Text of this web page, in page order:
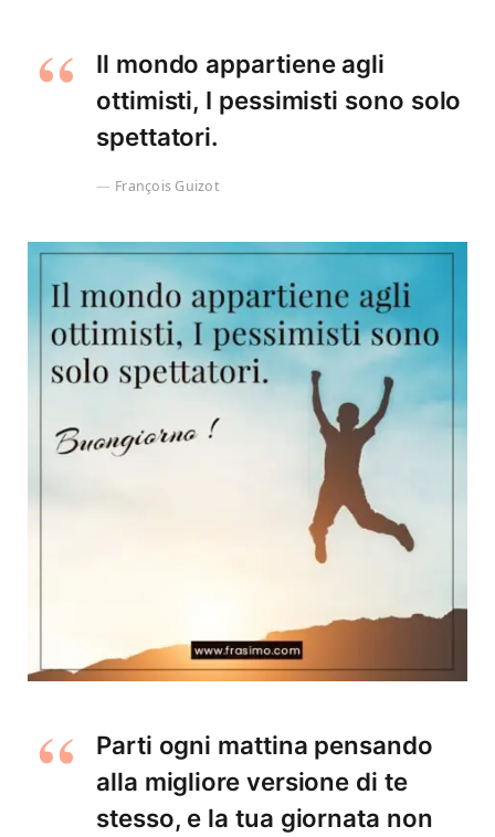
Il mondo appartiene agli
ottimisti, I pessimisti sono solo
spettatori.
François Guizot
Parti ogni mattina pensando
alla migliore versione di te
stesso, e la tua giornata non